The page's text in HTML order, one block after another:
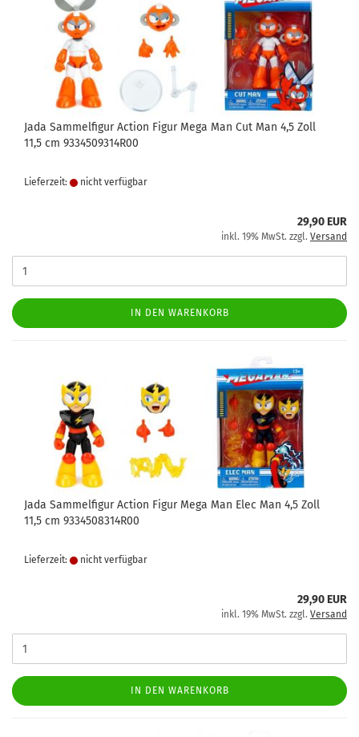
Jada Sammelfigur Action Figur Mega Man Cut Man 4,5 Zoll
11,5 cm 9334509314R00
Lieferzeit: nicht verfügbar
29,90 EUR
inkl. 19% MwSt. zzgl. Versand
IN DEN WARENKORB
Jada Sammelfigur Action Figur Mega Man Elec Man 4,5 Zoll
11,5 cm 9334508314R00
Lieferzeit: nicht verfügbar
29,90 EUR
inkl. 19% MwSt. zzgl. Versand
IN DEN WARENKORB